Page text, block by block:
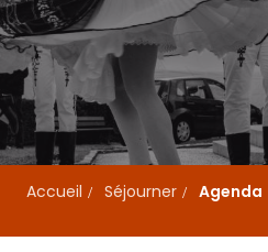
Accueil Séjourner Agenda